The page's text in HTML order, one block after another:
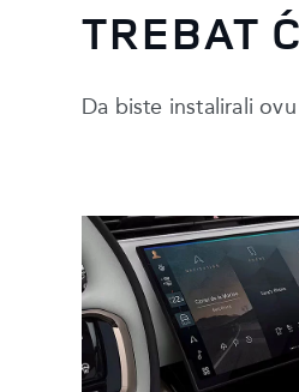
TREBAT
Da biste instalirali